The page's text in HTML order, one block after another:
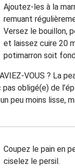
Ajoutez-les à la
remuant
Versez le bouillon,
et laissez cuire 20
potimarron soit
VOUS ? La
pas obligé(e) de
peu moins lisse,
Coupez le pain en
ciselez le persil.